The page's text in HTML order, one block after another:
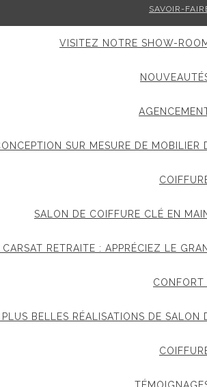
SAVOIR-
VISITEZ NOTRE SHOW-
SUR MESURE DE MOBILIER
SALON DE COIFFURE CLÉ EN
CARSAT RETRAITE : APPRÉCIEZ LE
CONFORT
PLUS BELLES RÉALISATIONS DE SALON